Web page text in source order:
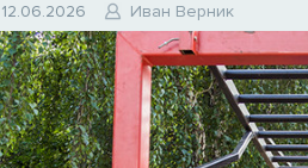
12.06.2026 Иван Верник